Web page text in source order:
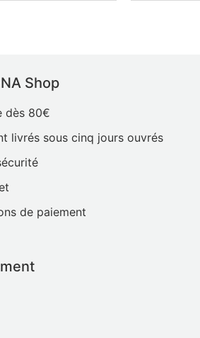
Shop
dès 80€
livrés sous cinq jours ouvrés
de paiement